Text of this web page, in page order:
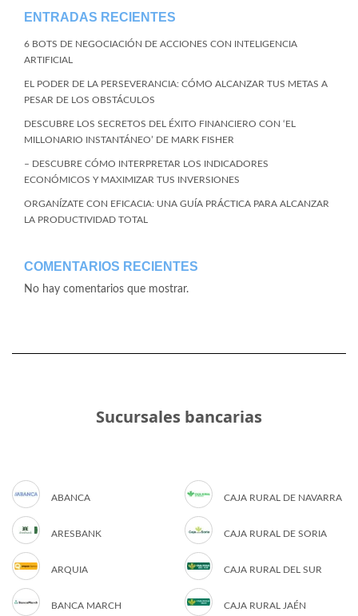
ENTRADAS RECIENTES
6 BOTS DE NEGOCIACIÓN DE ACCIONES CON INTELIGENCIA
ARTIFICIAL
EL PODER DE LA PERSEVERANCIA: CÓMO ALCANZAR TUS METAS A
PESAR DE LOS OBSTÁCULOS
DESCUBRE LOS SECRETOS DEL ÉXITO FINANCIERO CON ‘EL
MILLONARIO INSTANTÁNEO’ DE MARK FISHER
– DESCUBRE CÓMO INTERPRETAR LOS INDICADORES
ECONÓMICOS Y MAXIMIZAR TUS INVERSIONES
ORGANÍZATE CON EFICACIA: UNA GUÍA PRÁCTICA PARA ALCANZAR
LA PRODUCTIVIDAD TOTAL
COMENTARIOS RECIENTES
No hay comentarios que mostrar.
Sucursales bancarias
ABANCA
ARESBANK
ARQUIA
BANCA MARCH
CAJA RURAL DE NAVARRA
CAJA RURAL DE SORIA
CAJA RURAL DEL SUR
CAJA RURAL JAÉN